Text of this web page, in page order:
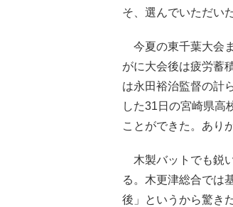
そ、選んでいただい
今夏の東千葉大会
がに大会後は疲労蓄
は永田裕治監督の計
した31日の宮崎県高
ことができた。あり
木製バットでも鋭
る。木更津総合では
後」というから驚き